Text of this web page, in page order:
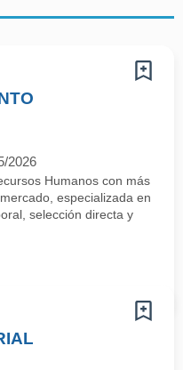
2026
Humanos con más
especializada en
selección directa y